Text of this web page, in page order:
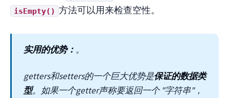
isEmpty() 方法可以用来检查空性。
实用的优势： 。
getters和setters的一个巨大优势是保证的数据类
型。如果一个getter声称要返回一个 "字符串"，